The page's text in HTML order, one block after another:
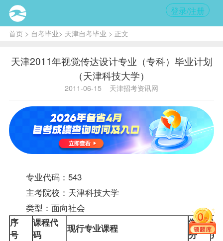
登录/注册
首页> 自考毕业> 天津自考毕业 > 正文
天津2011年视觉传达设计专业（专科）毕业计划
（天津科技大学）
2011-06-15 天津招考资讯网
专业代码：543
主考院校：天津科技大学
类型：面向社会
序
号
课程代
码
现行专业课程
学
分
课
别